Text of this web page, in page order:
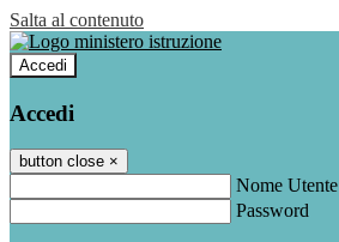
Salta al contenuto
Accedi
Accedi
button close ×
Nome Utente
Password